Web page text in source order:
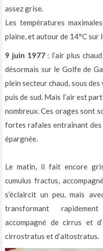
assez grise.
Les températures
plaine, et autour de 14°C sur
9 juin 1977: l’air plus
désormais sur le Golfe de
plein secteur chaud, sous
puis de sud. Mais l’air est
nombreux. Ces orages sont
fortes rafales entraînant
épargnée.
Le matin, il fait encore
cumulus fractus,
s’éclaircit un peu, mais
transformant
accompagné de cirrus et
cirrostratus et d’altostratus.